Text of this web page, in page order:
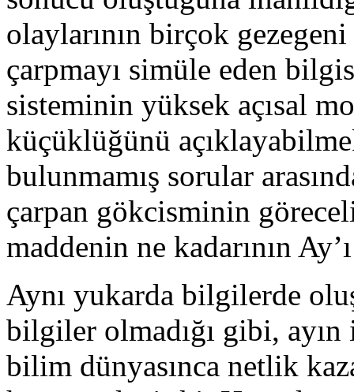
olaylarının birçok
çarpmayı simüle eden
sisteminin yüksek açısal
küçüklüğünü
bulunmamış sorular
çarpan gökcisminin
maddenin ne kadarının
Aynı yukarda bilgilerde
bilgiler olmadığı gibi,
bilim dünyasınca netlik